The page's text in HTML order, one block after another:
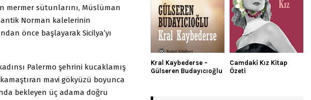
mermer sütunlarını, Müslüman
Norman kalelerinin
önce başlayarak Sicilya’yı
Palermo şehrini kucaklamış
mavi gökyüzü boyunca
bekleyen üç adama doğru
Kral Kaybederse –
Gülseren Budayıcıoğlu
Camdaki Kız Kitap
Özeti